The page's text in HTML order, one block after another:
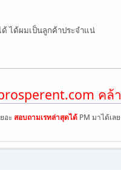
ได้ผมเป็นลูกค้าประจำแน่
คล้
อะ สอบถามเรทล่าสุดได้ PM มาได้เล